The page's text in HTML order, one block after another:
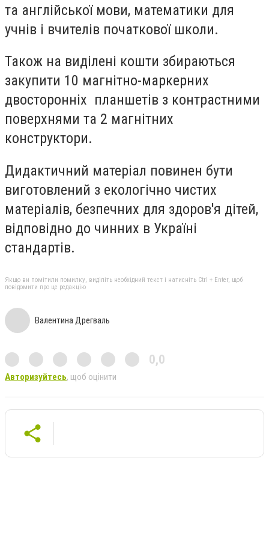
та англійської мови, математики для
учнів і вчителів початкової школи.
Також на виділені кошти збираються
закупити 10 магнітно-маркерних
двосторонніх планшетів з контрастними
поверхнями та 2 магнітних
конструктори.
Дидактичний матеріал повинен бути
виготовлений з екологічно чистих
матеріалів, безпечних для здоров'я дітей,
відповідно до чинних в Україні
стандартів.
Якщо ви помітили помилку, виділіть необхідний текст і натисніть Ctrl + Enter, щоб
повідомити про це редакцію
Валентина Дрегваль
0,0
Авторизуйтесь, щоб оцінити